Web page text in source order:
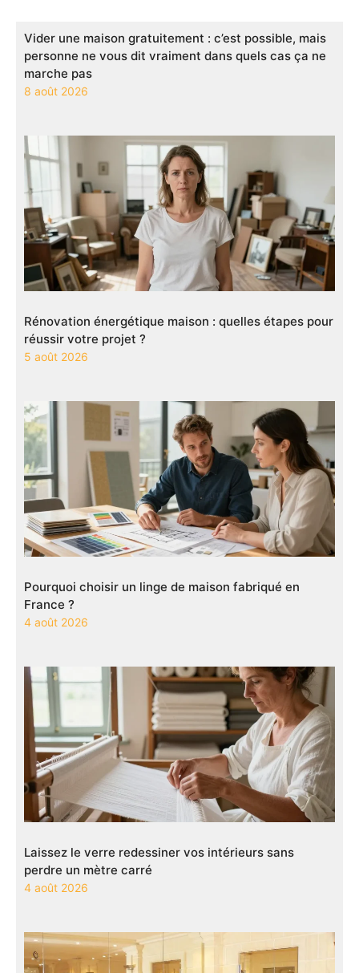
Vider une maison gratuitement : c’est possible, mais
personne ne vous dit vraiment dans quels cas ça ne
marche pas
8 août 2026
Rénovation énergétique maison : quelles étapes pour
réussir votre projet ?
5 août 2026
Pourquoi choisir un linge de maison fabriqué en
France ?
4 août 2026
Laissez le verre redessiner vos intérieurs sans
perdre un mètre carré
4 août 2026